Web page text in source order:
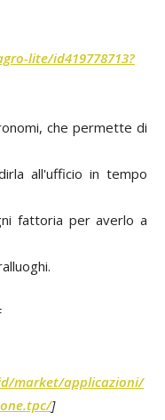
lite/id419778713?
che permette di
all'ufficio in tempo
fattoria per averlo a
market/applicazioni/
]